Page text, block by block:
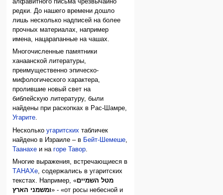
алфавитного письма чрезвычайно
редки. До нашего времени дошло
лишь несколько надписей на более
прочных материалах, например
имена, нацарапанные на чашах.
Многочисленные памятники
ханаанской литературы,
преимущественно эпическо-
мифологического характера,
пролившие новый свет на
библейскую литературу, были
найдены при раскопках в Рас-Шамре,
Угарите.
Несколькоугаритских табличек
найдено в Израиле – в Бейт-Шемеше
Таанахе и нагоре Тавор
Многие выражения, встречающиеся в
ТАНАХе, содержались в угаритских
текстах. Например, «מטל השמיים
ומשמני הארץ» - «от росы небесной и